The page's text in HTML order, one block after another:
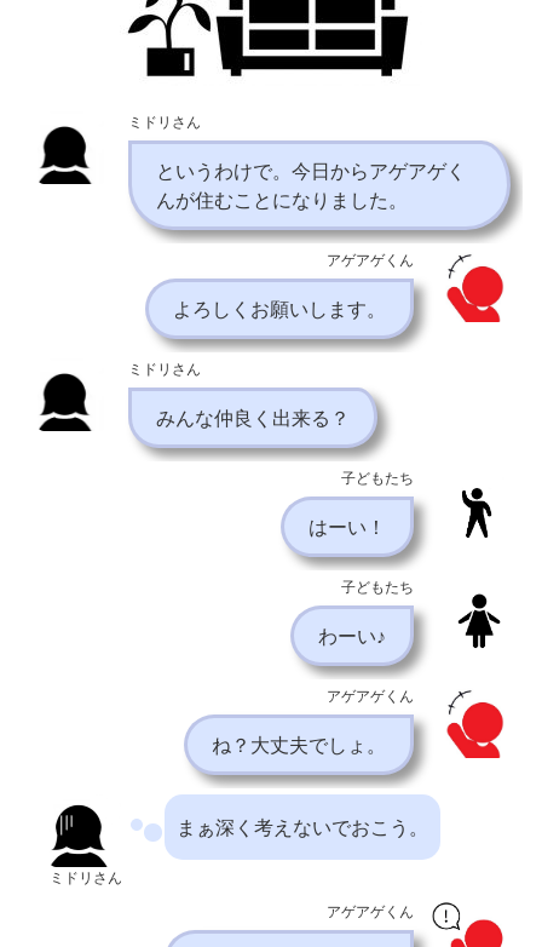
ミドリさん
というわけで。今日からアゲアゲく
んが住むことになりました。
アゲアゲくん
よろしくお願いします。
ミドリさん
みんな仲良く出来る？
子どもたち
はーい！
子どもたち
わーい♪
アゲアゲくん
ね？大丈夫でしょ。
ミドリさん
まぁ深く考えないでおこう。
アゲアゲくん